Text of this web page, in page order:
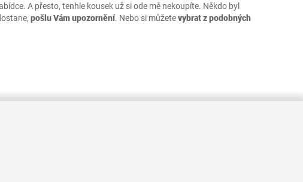
A přesto, tenhle kousek už si ode mě nekoupíte. Někdo byl
pošlu Vám upozornění. Nebo si můžetevybrat z podobných